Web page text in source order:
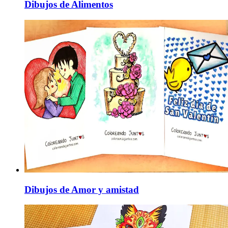
Dibujos de Alimentos
Dibujos de Amor y amistad